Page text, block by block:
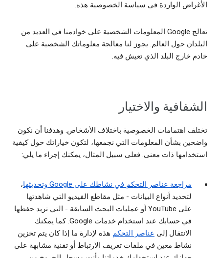
الأغراض الواردة في سياسة الخصوصية هذه.
تعالج Google المعلومات الشخصية على خوادمنا في العديد من
البلدان حول العالم. يجوز لنا معالجة معلوماتك الشخصية على
خادم خارج البلد الذي تعيش فيه.
الشفافية والاختيار
تختلف اهتمامات الخصوصية باختلاف الأشخاص. وهدفنا أن نكون
واضحين بشأن المعلومات التي نجمعها، لتكون خياراتك حول كيفية
استخدامها ذات معنى. فعلى سبيل المثال، يمكنك إجراء ما يلي:
مراجعة عناصر التحكم في نشاطك على Google وتحديثها
،
لتحديد أنواع البيانات - مثل مقاطع الفيديو التي شاهدتها
على YouTube أو عمليات البحث السابقة - التي تريد حفظها
في حسابك عند استخدام خدمات Google. كما يمكنك
الانتقال إلى عناصر التحكم هذه لإدارة ما إذا كان يتم تخزين
نشاط معين في ملفات تعريف الارتباط أو تقنية مشابهة على